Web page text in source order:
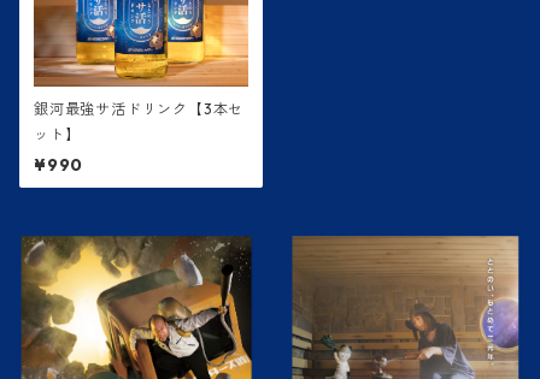
銀河最強サ活ドリンク【3本セ
ット】
¥990